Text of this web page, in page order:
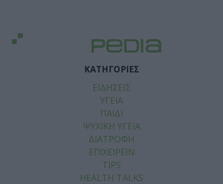
ΚΑΤΗΓΟΡΙΕΣ
ΕΙΔΗΣΕΙΣ
ΥΓΕΙΑ
ΠΑΙΔΙ
ΨΥΧΙΚΗ ΥΓΕΙΑ
ΔΙΑΤΡΟΦΗ
ΕΠΙΧΕΙΡΕΙΝ
TIPS
HEALTH TALKS